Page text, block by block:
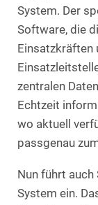
System. Der
Software, die
Einsatzkräften
zentralen
Echtzeit
wo aktuell
passgenau
Nun führt
System ein.